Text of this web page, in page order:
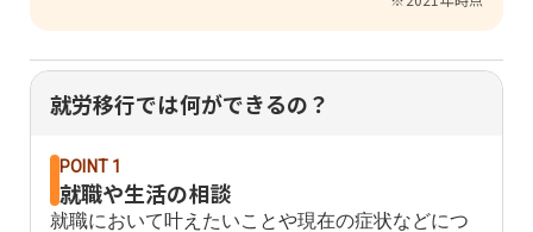
就労移行では何ができるの？
POINT 1
就職や生活の相談
就職において叶えたいことや現在の症状などにつ